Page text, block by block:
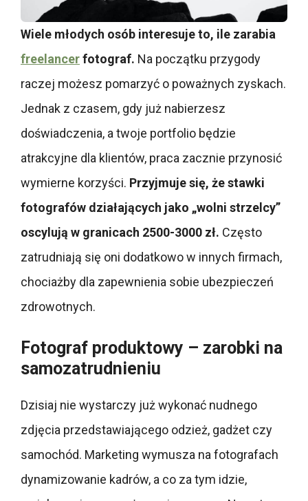
Wiele młodych osób interesuje to, ile zarabia
freelancerfotograf. Na początku przygody
raczej możesz pomarzyć o poważnych zyskach.
Jednak z czasem, gdy już nabierzesz
doświadczenia, a twoje portfolio będzie
atrakcyjne dla klientów, praca zacznie przynosić
wymierne korzyści. Przyjmuje się, że stawki
fotografów działających jako „wolni strzelcy”
oscylują w granicach 2500-3000 zł. Często
zatrudniają się oni dodatkowo w innych firmach,
chociażby dla zapewnienia sobie ubezpieczeń
zdrowotnych.
Fotograf produktowy – zarobki na
samozatrudnieniu
Dzisiaj nie wystarczy już wykonać nudnego
zdjęcia przedstawiającego odzież, gadżet czy
samochód. Marketing wymusza na fotografach
dynamizowanie kadrów, a co za tym idzie,